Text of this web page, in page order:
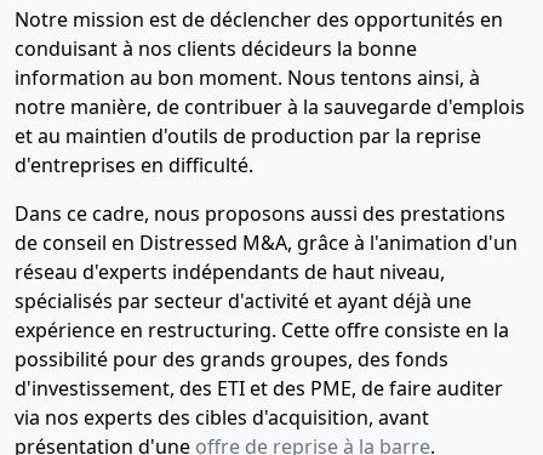
Notre mission est de déclencher des opportunités en
conduisant à nos clients décideurs la bonne
information au bon moment. Nous tentons ainsi, à
notre manière, de contribuer à la sauvegarde d'emplois
et au maintien d'outils de production par la reprise
d'entreprises en difficulté.
Dans ce cadre, nous proposons aussi des prestations
de conseil en Distressed M&A, grâce à l'animation d'un
réseau d'experts indépendants de haut niveau,
spécialisés par secteur d'activité et ayant déjà une
expérience en restructuring. Cette offre consiste en la
possibilité pour des grands groupes, des fonds
d'investissement, des ETI et des PME, de faire auditer
via nos experts des cibles d'acquisition, avant
présentation d'une offre de reprise à la barre.